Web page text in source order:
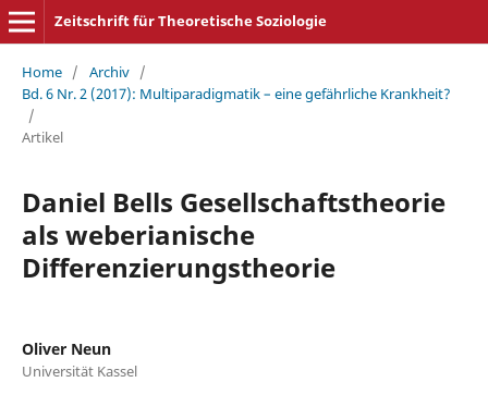
Zeitschrift für Theoretische Soziologie
Home / Archiv /
Bd. 6 Nr. 2 (2017): Multiparadigmatik – eine gefährliche Krankheit?
/
Artikel
Daniel Bells Gesellschaftstheorie
als weberianische
Differenzierungstheorie
Oliver Neun
Universität Kassel